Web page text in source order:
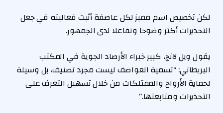
لكن تخصيص اسم مميز لكل عاصفة أثبت فعاليته في جعل
التحذيرات أكثر وضوحا وتفاعلا لدى الجمهور.
يقول ويل لانج، كبير خبراء الأرصاد الجوية في المكتب
البريطاني: “تسمية العواصف ليست مجرد تصنيف، بل وسيلة
لحماية الأرواح والممتلكات من خلال تسهيل التعرف على
التحذيرات ومتابعتها.”